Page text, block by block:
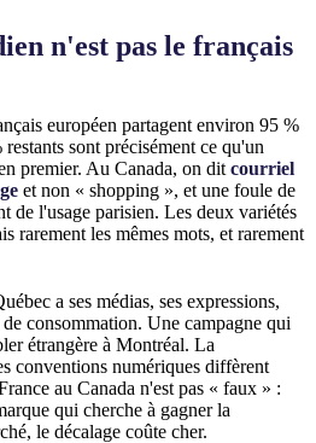
n'est pas le français
européen partagent environ 95 %
sont précisément ce qu'un
premier. Au Canada, on dit courriel
et non « shopping », et une foule de
de l'usage parisien. Les deux variétés
rarement les mêmes mots, et rarement
a ses médias, ses expressions,
consommation. Une campagne qui
étrangère à Montréal. La
conventions numériques diffèrent
au Canada n'est pas « faux » :
qui cherche à gagner la
le décalage coûte cher.